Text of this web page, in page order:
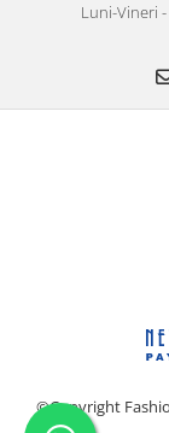
Luni-Vineri
©Copyright